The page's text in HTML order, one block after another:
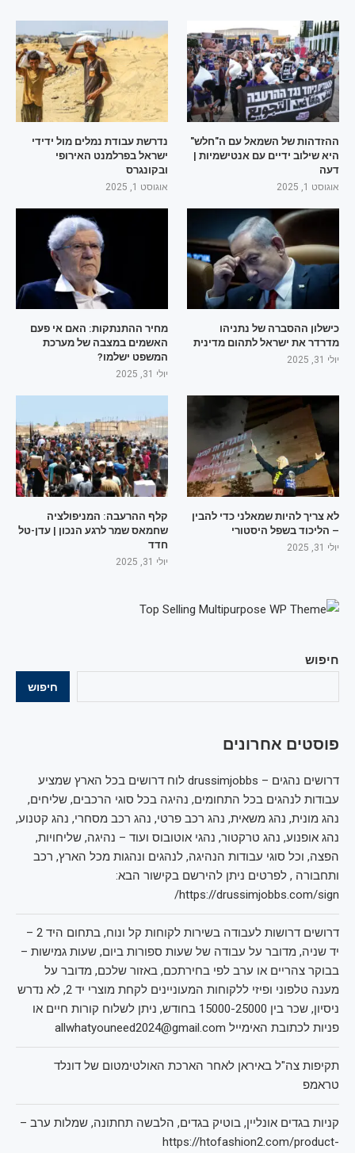
חיפוש
חיפוש
פוסטים אחרונים
דרושים נהגים – drussimjobbs לוח דרושים בכל הארץ שמציע
עבודות לנהגים בכל התחומים, נהיגה בכל סוגי הרכבים, שליחים,
נהג מונית, נהג משאית, נהג רכב פרטי, נהג רכב מסחרי, נהג קטנוע,
נהג אופנוע, נהג טרקטור, נהגי אוטובוס ועוד – נהיגה, שליחויות,
הפצה, וכל סוגי עבודות הנהיגה, לנהגים ונהגות מכל הארץ, רכב
ותחבורה , לפרטים ניתן להירשם בקישור הבא:
https://drussimjobbs.com/sign/
דרושים דרושות לעבודה בשירות לקוחות קל ונוח, בתחום היד 2 –
יד שניה, מדובר על עבודה של שעות ספורות ביום, שעות גמישות –
בבוקר צהריים או ערב לפי בחירתכם, באזור שלכם, מדובר על
מענה טלפוני ופיזי ללקוחות המעוניינים לקחת מוצרי יד 2, לא נדרש
ניסיון, שכר בין 15000-25000 בחודש, ניתן לשלוח קורות חיים או
פניות לכתובת האימייל allwhatyouneed2024@gmail.com
תקיפות צה"ל באיראן לאחר הארכת האולטימטום של דונלד
טראמפ
קניות בגדים אונליין, בוטיק בגדים, הלבשה תחתונה, שמלות ערב –
https://htofashion2.com/product-
ההזדהות של השמאל עם ה"חלש"
היא שילוב ידיים עם אנטישמיות |
דעה
אוגוסט 1, 2025
נדרשת עבודת נמלים מול ידידי
ישראל בפרלמנט האירופי
ובקונגרס
אוגוסט 1, 2025
כישלון ההסברה של נתניהו
מדרדר את ישראל לתהום מדינית
יולי 31, 2025
מחיר ההתנתקות: האם אי פעם
האשמים במצבה של מערכת
המשפט ישלמו?
יולי 31, 2025
לא צריך להיות שמאלני כדי להבין
– הליכוד בשפל היסטורי
יולי 31, 2025
קלף ההרעבה: המניפולציה
שחמאס שמר לרגע הנכון | עדן-טל
חדד
יולי 31, 2025